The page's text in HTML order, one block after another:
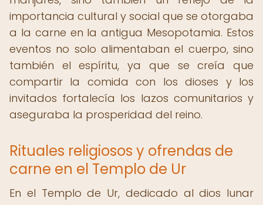
importancia cultural y social que se otorgaba
a la carne en la antigua Mesopotamia. Estos
eventos no solo alimentaban el cuerpo, sino
también el espíritu, ya que se creía que
compartir la comida con los dioses y los
invitados fortalecía los lazos comunitarios y
aseguraba la prosperidad del reino.
Rituales religiosos y ofrendas de
carne en el Templo de Ur
En el Templo de Ur, dedicado al dios lunar